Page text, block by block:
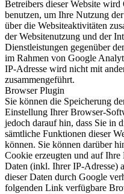
Betreibers dieser Website
benutzen, um Ihre Nutzung
über die Websiteaktivitäten
der Websitenutzung und der
Dienstleistungen gegenüber
im Rahmen von Google
IP-Adresse wird nicht mit
zusammengeführt.
Browser Plugin
Sie können die Speicherung
Einstellung Ihrer Browser-
jedoch darauf hin, dass Sie in
sämtliche Funktionen dieser
können. Sie können darüber
Cookie erzeugten und auf Ihre
Daten (inkl. Ihrer IP-Adresse)
dieser Daten durch Google
folgenden Link verfügbare